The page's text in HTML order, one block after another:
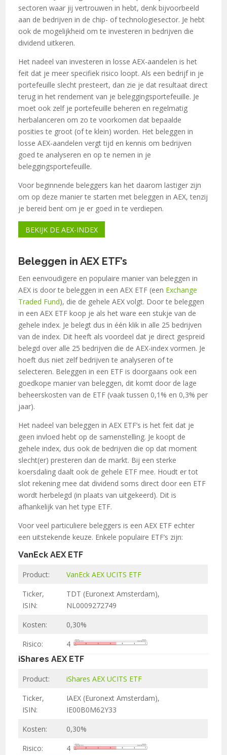
sectoren waar jij vertrouwen in hebt, denk bijvoorbeeld
aan de bedrijven in de chip- of technologiesector. Je hebt
ook de mogelijkheid om te investeren in bedrijven die
dividend uitkeren.
Het nadeel van investeren in losse AEX-aandelen is het
feit dat je meer specifiek risico loopt. Als een bedrijf in je
portefeuille slecht presteert, dan zie je dat resultaat direct
terug in het rendement van je beleggingsportefeuille. Je
moet ook zelf je portefeuille beheren en regelmatig
herbalanceren om zo te voorkomen dat bepaalde
posities te groot (of te klein) worden. Het beleggen in
losse AEX-aandelen vergt tijd en kennis om bedrijven
goed te analyseren en op te nemen in je
beleggingsportefeuille.
Voor beginnende beleggers kan het daarom lastiger zijn
om op deze manier te starten met beleggen in AEX, tenzij
je bereid bent om je er goed in te verdiepen.
BEKIJK DE AEX-INDEX
Beleggen in AEX ETF’s
Een eenvoudigere en populaire manier van beleggen in
AEX is door te beleggen in een AEX ETF (een Exchange
Traded Fund), die de gehele AEX volgt. Door te beleggen
in een AEX ETF koop je als het ware een stukje van de
gehele index. Je belegt dus in één klik in alle 25 bedrijven
van de index. Dit heeft als voordeel dat je direct gespreid
belegd over alle 25 bedrijven die de AEX-index vormen. Je
hoeft dus niet zelf bedrijven te analyseren of te
selecteren. Beleggen in een ETF is doorgaans ook een
goedkope manier van beleggen, dit komt door de lage
beheerskosten van de ETF (vaak tussen 0,1% en 0,3% per
jaar).
Het nadeel van beleggen in AEX ETF’s is het feit dat je
geen invloed hebt op de samenstelling. Je koopt de
gehele index, dus ook de bedrijven die op dat moment
slecht(er) presteren dan de markt. Bij een sterke
koersdaling daalt ook de gehele ETF mee. Houdt er tot
slot rekening mee dat dividend soms direct door een ETF
wordt herbelegd (in plaats van uitgekeerd). Dit is
afhankelijk van het type ETF.
Voor veel particuliere beleggers is een AEX ETF echter
een uitstekende keuze. Enkele populaire ETF’s zijn:
VanEck AEX ETF
Product:
VanEck AEX UCITS ETF
Ticker,
ISIN:
TDT (Euronext Amsterdam),
NL0009272749
Kosten:
0,30%
Risico:
4
iShares AEX ETF
Product:
iShares AEX UCITS ETF
Ticker,
ISIN:
IAEX (Euronext Amsterdam),
IE00B0M62Y33
Kosten:
0,30%
Risico:
4